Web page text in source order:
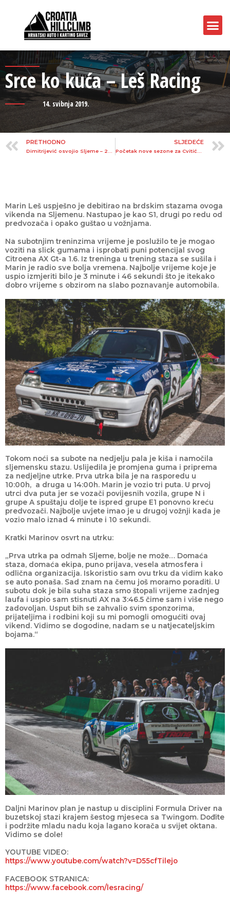
Srce ko kuća – Leš Racing
14. svibnja 2019.
PRETHODNO SLJEDEĆE
Marin Leš uspješno je debitirao na brdskim stazama ovoga
vikenda na Sljemenu. Nastupao je kao S1, drugi po redu od
predvozača i opako guštao u vožnjama.
Na subotnjim treninzima vrijeme je poslužilo te je mogao
voziti na slick gumama i isprobati puni potencijal svog
Citroena AX Gt-a 1.6. Iz treninga u trening staza se sušila i
Marin je radio sve bolja vremena. Najbolje vrijeme koje je
uspio izmjeriti bilo je 3 minute i 46 sekundi što je itekako
dobro vrijeme s obzirom na slabo poznavanje automobila.
Tokom noći sa subote na nedjelju pala je kiša i namočila
sljemensku stazu. Uslijedila je promjena guma i priprema
za nedjeljne utrke. Prva utrka bila je na rasporedu u
10:00h, a druga u 14:00h. Marin je vozio tri puta. U prvoj
utrci dva puta jer se vozači povijesnih vozila, grupe N i
grupe A spuštaju dolje te ispred grupe E1 ponovno kreću
predvozači. Najbolje uvjete imao je u drugoj vožnji kada je
vozio malo iznad 4 minute i 10 sekundi.
Kratki Marinov osvrt na utrku:
„Prva utrka pa odmah Sljeme, bolje ne može… Domaća
staza, domaća ekipa, puno prijava, vesela atmosfera i
odlična organizacija. Iskoristio sam ovu trku da vidim kako
se auto ponaša. Sad znam na čemu još moramo poraditi. U
subotu dok je bila suha staza smo štopali vrijeme zadnjeg
laufa i uspio sam stisnuti AX na 3:46.5 čime sam i više nego
zadovoljan. Usput bih se zahvalio svim sponzorima,
prijateljima i rodbini koji su mi pomogli omogućiti ovaj
vikend. Vidimo se dogodine, nadam se u natjecateljskim
bojama.“
Daljni Marinov plan je nastup u disciplini Formula Driver na
buzetskoj stazi krajem šestog mjeseca sa Twingom. Dođite
i podržite mladu nadu koja lagano korača u svijet oktana.
Vidimo se dole!
YOUTUBE VIDEO:
https://www.youtube.com/watch?v=D55cfTilejo
FACEBOOK STRANICA:
https://www.facebook.com/lesracing/